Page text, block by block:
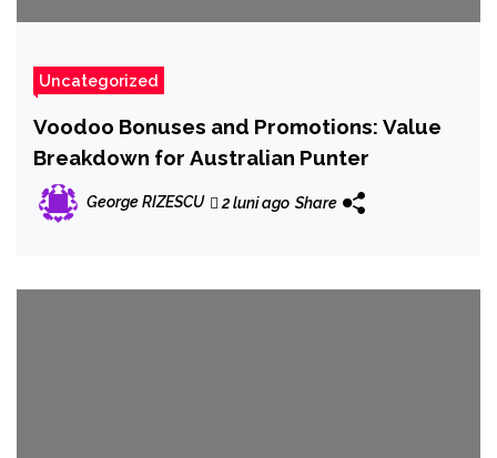
Uncategorized
Voodoo Bonuses and Promotions: Value
Breakdown for Australian Punter
George RIZESCU 2 luni ago Share